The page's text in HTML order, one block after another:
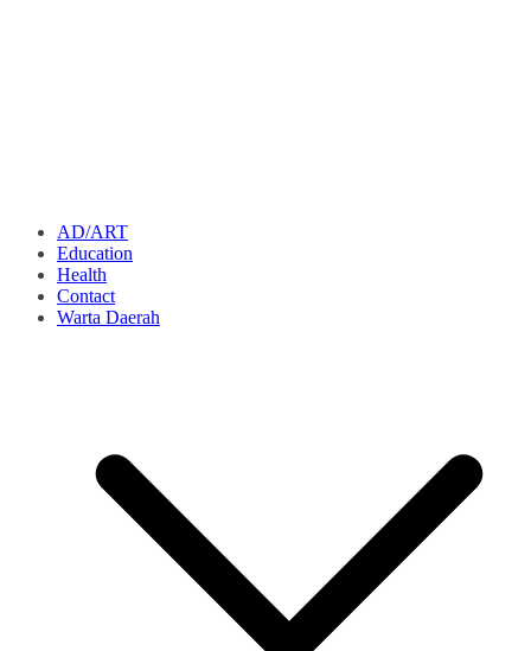
AD/ART
Education
Health
Contact
Warta Daerah